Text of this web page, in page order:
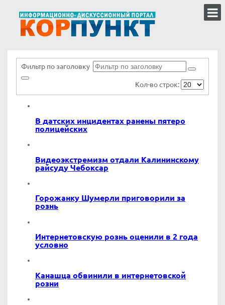
Фильтр по заголовку
Кол-во строк:
В датских инцидентах ранены пятеро
полицейских
Видеоэкстремизм отдали Калининскому
райсуду Чебоксар
Горожанку Шумерли приговорили за
рознь
Интернетовскую рознь оценили в 2 года
условно
Канашца обвинили в интернетовской
розни